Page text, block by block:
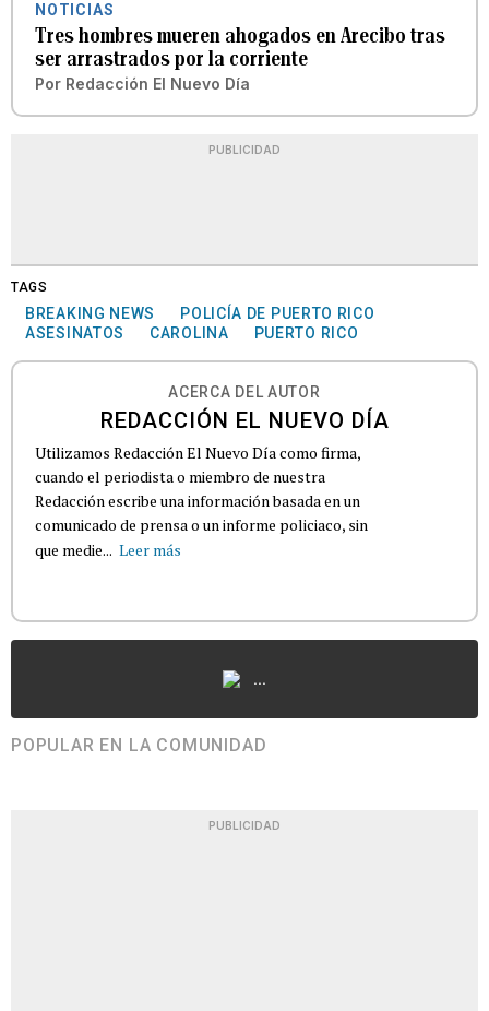
NOTICIAS
Tres hombres mueren ahogados en Arecibo tras
ser arrastrados por la corriente
Por Redacción El Nuevo Día
PUBLICIDAD
TAGS
BREAKING NEWS
POLICÍA DE PUERTO RICO
ASESINATOS
CAROLINA PUERTO RICO
ACERCA DEL AUTOR
REDACCIÓN EL NUEVO DÍA
Utilizamos Redacción El Nuevo Día como firma,
cuando el periodista o miembro de nuestra
Redacción escribe una información basada en un
comunicado de prensa o un informe policiaco, sin
que medie... Leer más
...
POPULAR EN LA COMUNIDAD
PUBLICIDAD